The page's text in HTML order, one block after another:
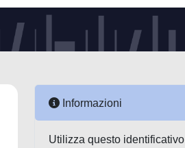
Informazioni
Utilizza questo identificativo